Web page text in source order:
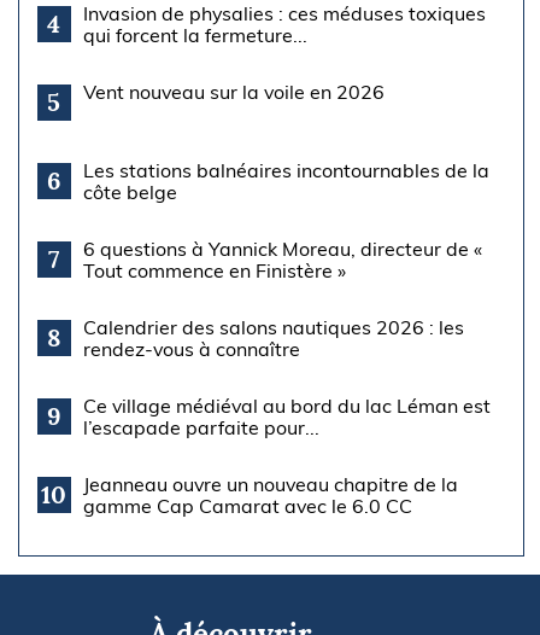
4
Invasion de physalies : ces méduses toxiques
qui forcent la fermeture...
5 Vent nouveau sur la voile en 2026
6
Les stations balnéaires incontournables de la
côte belge
7
6 questions à Yannick Moreau, directeur de «
Tout commence en Finistère »
8
Calendrier des salons nautiques 2026 : les
rendez-vous à connaître
9
Ce village médiéval au bord du lac Léman est
l’escapade parfaite pour...
10
Jeanneau ouvre un nouveau chapitre de la
gamme Cap Camarat avec le 6.0 CC